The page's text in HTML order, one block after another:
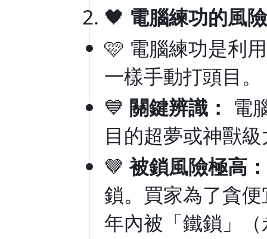
🖤 電腦練功的風
🩷 電腦練功是利
一樣手動打頭目。
💙 關鍵辨識： 電
目的超夢或神獸
🤎被鎖風險極高：
鎖。買家為了貪
年內被「鐵鎖」